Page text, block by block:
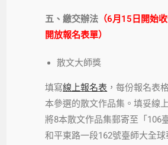
五、繳交辦法 （6月15日開始
開放報名表單）
散文大師獎
填寫線上報名表 ，每份報名表
本參選的散文作品集。填妥線
將8本散文作品集郵寄至「106
和平東路一段162號臺師大全